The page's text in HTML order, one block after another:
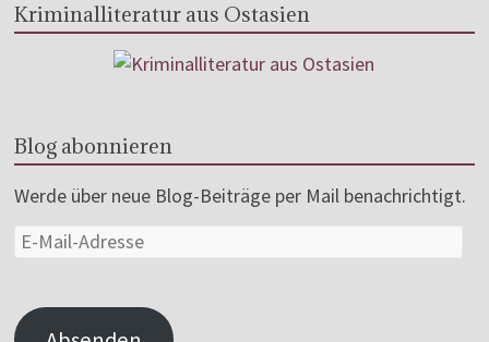
Kriminalliteratur aus Ostasien
Blog abonnieren
Werde über neue Blog-Beiträge per Mail benachrichtigt.